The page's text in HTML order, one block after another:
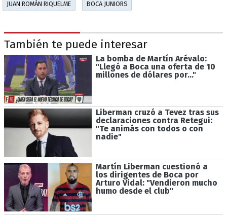
JUAN ROMÁN RIQUELME BOCA JUNIORS
También te puede interesar
La bomba de Martín Arévalo:
"Llegó a Boca una oferta de 10
millones de dólares por..."
Liberman cruzó a Tevez tras sus
declaraciones contra Retegui:
"Te animás con todos o con
nadie"
Martín Liberman cuestionó a
los dirigentes de Boca por
Arturo Vidal: "Vendieron mucho
humo desde el club"